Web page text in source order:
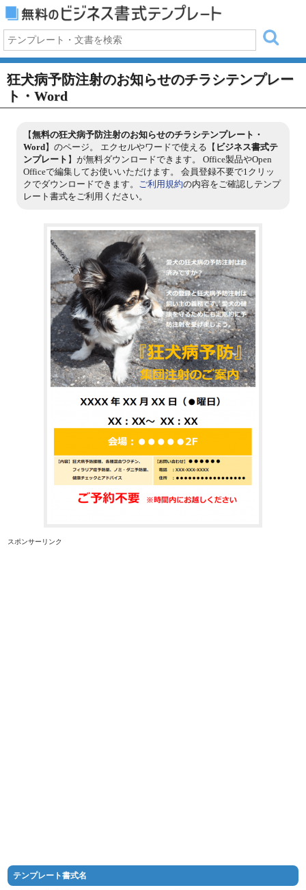
狂犬病予防注射のお知らせのチラシテンプレー
ト・Word
【無料の狂犬病予防注射のお知らせのチラシテンプレート・
Word】のページ。 エクセルやワードで使える【 ビジネス書式テ
ンプレート 】が無料ダウンロードできます。 Office製品やOpen
Officeで編集してお使いいただけます。 会員登録不要で1クリッ
クでダウンロードできます。 ご利用規約の内容をご確認しテンプ
レート書式をご利用ください。
スポンサーリンク
テンプレート書式名